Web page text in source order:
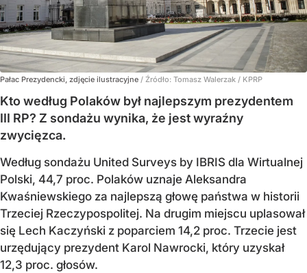
Pałac Prezydencki, zdjęcie ilustracyjne / Źródło: Tomasz Walerzak / KPRP
Kto według Polaków był najlepszym prezydentem
III RP? Z sondażu wynika, że jest wyraźny
zwycięzca.
Według sondażu United Surveys by IBRIS dla Wirtualnej
Polski, 44,7 proc. Polaków uznaje Aleksandra
Kwaśniewskiego za najlepszą głowę państwa w historii
Trzeciej Rzeczypospolitej. Na drugim miejscu uplasował
się Lech Kaczyński z poparciem 14,2 proc. Trzecie jest
urzędujący prezydent Karol Nawrocki, który uzyskał
12,3 proc. głosów.